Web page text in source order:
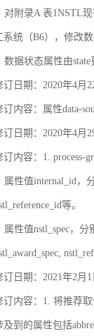
证
符规则
对附录A 表1NSTL
系统（B6），修改
数据状态属性由state
订日期：2020年4月
订内容：属性data-
订日期：2020年4月
订内容：1. process-
属性值internal_id，
等。
属性值nstl_spec，分
订日期：2021年2月1
订内容：1. 将推荐
及到的属性包括